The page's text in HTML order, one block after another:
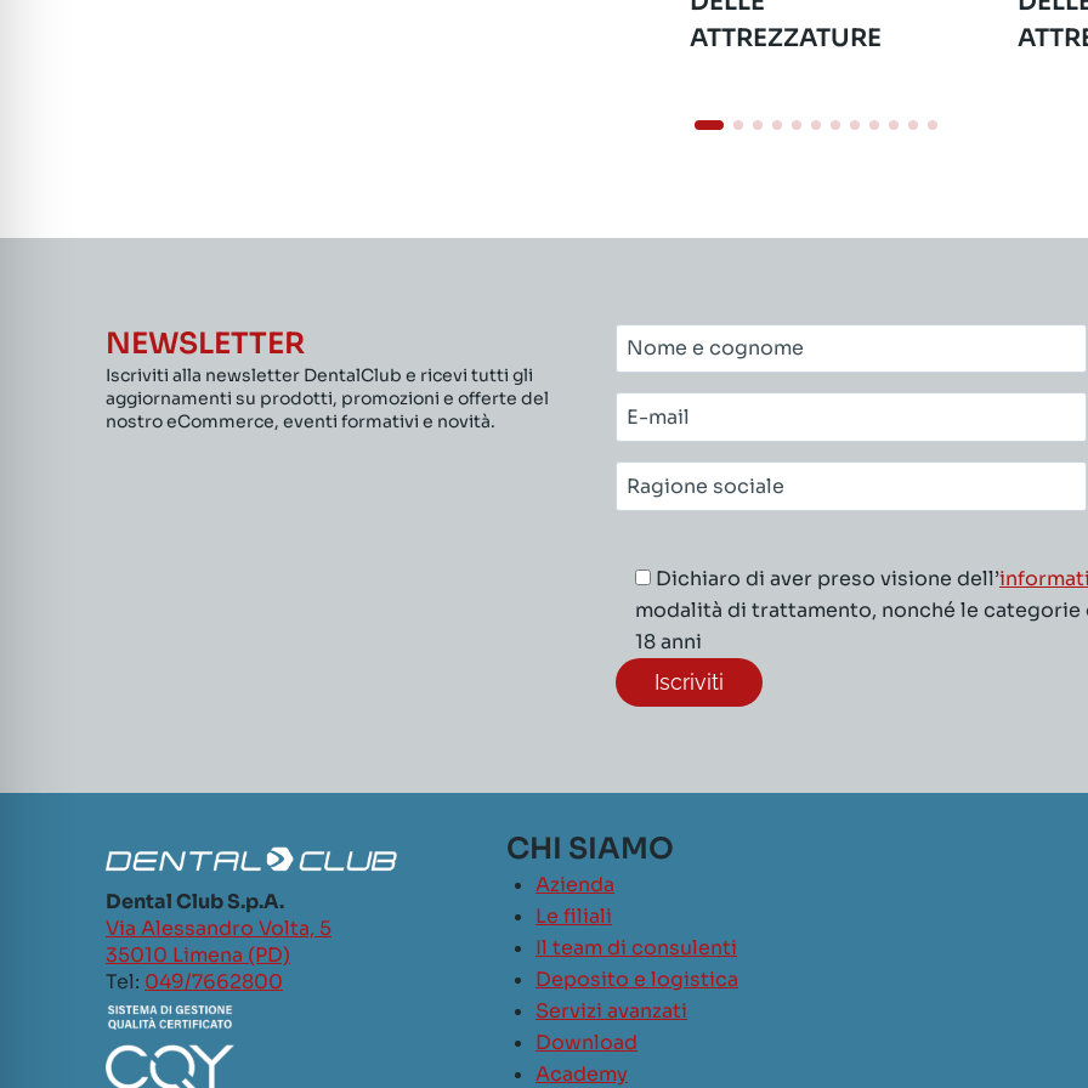
ATTREZZATURE
NEWSLETTER
Iscriviti alla newsletter DentalClub e ricevi tutti gli
aggiornamenti su prodotti, promozioni e offerte del
nostro eCommerce, eventi formativi e novità.
Nome
e
cognome*
E-
mail*
Ragione
sociale*
Dichiaro di aver preso visione dell’
modalità di trattamento, nonché le
18 anni
Dental Club S.p.A.
Via Alessandro Volta, 5
35010 Limena (PD)
Tel: 049/7662800
CHI SIAMO
Azienda
Le filiali
Il team di consulenti
Deposito e logistica
Servizi avanzati
Download
Academy